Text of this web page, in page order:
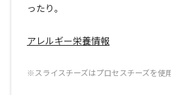
ったり。
アレルギー栄養情報
※スライスチーズはプロセスチーズを使